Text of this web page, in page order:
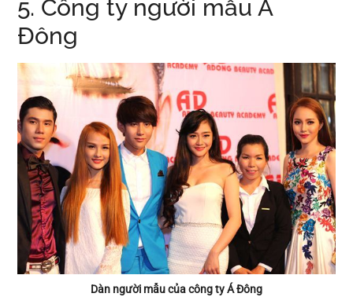
5. Công ty người mẫu Á
Đông
Dàn người mẫu của công ty Á Đông